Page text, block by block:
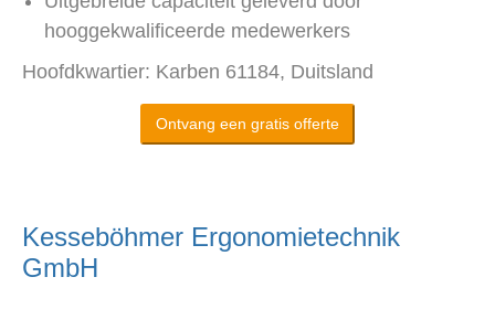
hooggekwalificeerde medewerkers
Hoofdkwartier: Karben 61184, Duitsland
Ontvang een gratis offerte
Kesseböhmer Ergonomietechnik
GmbH